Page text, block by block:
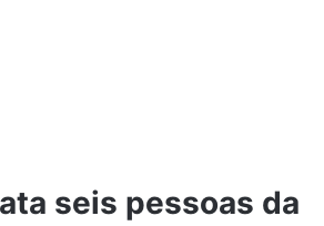
seis pessoas da